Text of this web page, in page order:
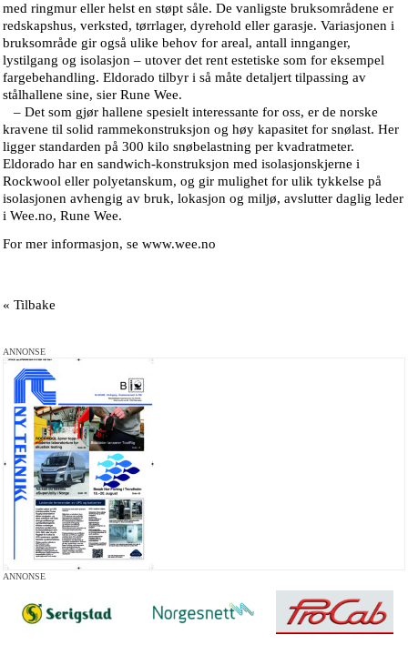
med ringmur eller helst en støpt såle. De vanligste bruksområdene er
redskapshus, verksted, tørrlager, dyrehold eller garasje. Variasjonen i
bruksområde gir også ulike behov for areal, antall innganger,
lystilgang og isolasjon – utover det rent estetiske som for eksempel
fargebehandling. Eldorado tilbyr i så måte detaljert tilpassing av
stålhallene sine, sier Rune Wee.
– Det som gjør hallene spesielt interessante for oss, er de norske
kravene til solid rammekonstruksjon og høy kapasitet for snølast. Her
ligger standarden på 300 kilo snøbelastning per kvadratmeter.
Eldorado har en sandwich-konstruksjon med isolasjonskjerne i
Rockwool eller polyetanskum, og gir mulighet for ulik tykkelse på
isolasjonen avhengig av bruk, lokasjon og miljø, avslutter daglig leder
i Wee.no, Rune Wee.
For mer informasjon, se www.wee.no
« Tilbake
ANNONSE
ANNONSE